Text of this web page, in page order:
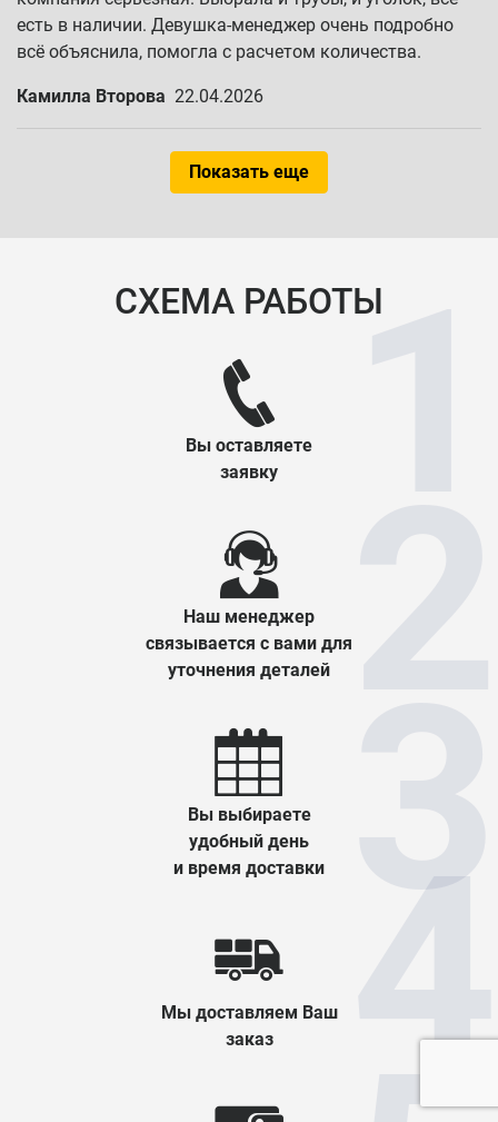
есть в наличии. Девушка-менеджер очень подробно
всё объяснила, помогла с расчетом количества.
Камилла Второва 22.04.2026
Показать еще
СХЕМА РАБОТЫ
Вы оставляете
заявку
Наш менеджер
связывается с вами для
уточнения деталей
Вы выбираете
удобный день
и время доставки
Мы доставляем Ваш
заказ